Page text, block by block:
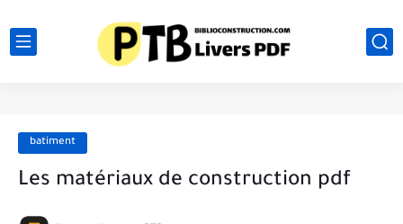
batiment
Les matériaux de construction pdf